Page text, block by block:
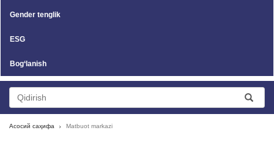
Gender tenglik
ESG
Bog‘lanish
Асосий саҳифа Matbuot markazi